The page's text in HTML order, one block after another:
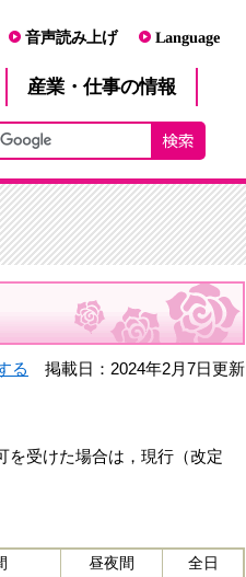
音声読み上げ Language
産業・仕事の情報
る 掲載日：2024年2月7日更新
を受けた場合は，現行（改定
昼夜間 全日